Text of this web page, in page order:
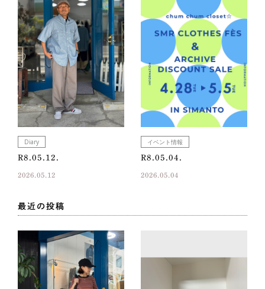
Diary
R8.05.12.
2026.05.12
イベント情報
R8.05.04.
2026.05.04
最近の投稿